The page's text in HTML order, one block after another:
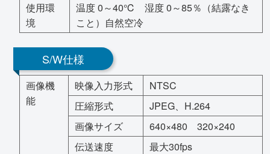
使用環
境
温度 0～40℃ 湿度 0～85％（結露なき
こと）自然空冷
S/W仕様
画像機
能
映像入力形式
NTSC
圧縮形式
JPEG、H.264
画像サイズ
640×480 320×240
伝送速度
最大30fps